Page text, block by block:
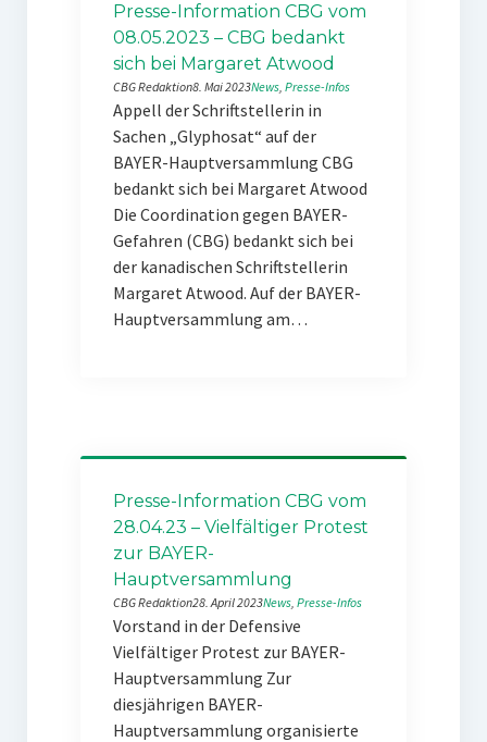
Presse-Information CBG vom
08.05.2023 – CBG bedankt
sich bei Margaret Atwood
CBG Redaktion8. Mai 2023News, Presse-Infos
Appell der Schriftstellerin in
Sachen „Glyphosat“ auf der
BAYER-Hauptversammlung CBG
bedankt sich bei Margaret Atwood
Die Coordination gegen BAYER-
Gefahren (CBG) bedankt sich bei
der kanadischen Schriftstellerin
Margaret Atwood. Auf der BAYER-
Hauptversammlung am…
Presse-Information CBG vom
28.04.23 – Vielfältiger Protest
zur BAYER-
Hauptversammlung
CBG Redaktion28. April 2023News, Presse-Infos
Vorstand in der Defensive
Vielfältiger Protest zur BAYER-
Hauptversammlung Zur
diesjährigen BAYER-
Hauptversammlung organisierte